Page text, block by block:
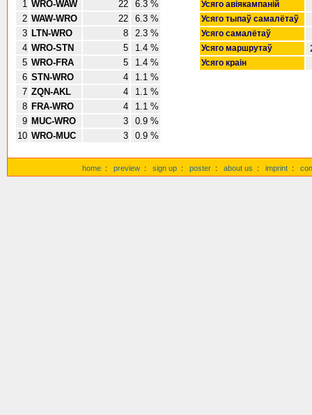
1 WRO-WAW 22
6.3 %
2 WAW-WRO 22
6.3 %
3 LTN-WRO 8
2.3 %
4 WRO-STN 5
1.4 %
5 WRO-FRA 5
1.4 %
6 STN-WRO 4
1.1 %
7 ZQN-AKL 4
1.1 %
8 FRA-WRO 4
1.1 %
9 MUC-WRO 3
0.9 %
10 WRO-MUC 3 0.9 %
Усяго авіякампаній
Усяго тыпаў самалётаў
Усяго самалётаў
Усяго маршрутаў
Усяго краін
home : preview : sign up : poster : about us : imprint :